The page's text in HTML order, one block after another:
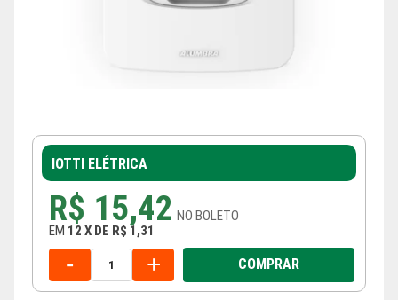
IOTTI ELÉTRICA
R$ 15,42 NO BOLETO
EM 12 X DE R$ 1,31
- + COMPRAR